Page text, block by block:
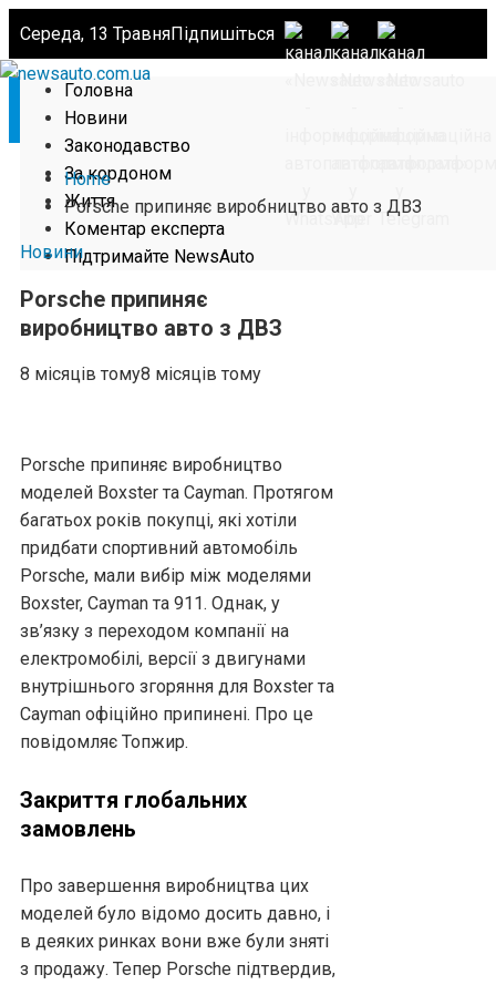
Середа, 13 ТравняПідпишіться
Головна
Новини
Законодавство
За кордоном
Життя
Коментар експерта
Підтримайте NewsAuto
Home
Porsche припиняє виробництво авто з ДВЗ
Новини
Porsche припиняє
виробництво авто з ДВЗ
8 місяців тому8 місяців тому
Porsche припиняє виробництво
моделей Boxster та Cayman. Протягом
багатьох років покупці, які хотіли
придбати спортивний автомобіль
Porsche, мали вибір між моделями
Boxster, Cayman та 911. Однак, у
зв’язку з переходом компанії на
електромобілі, версії з двигунами
внутрішнього згоряння для Boxster та
Cayman офіційно припинені. Про це
повідомляє Топжир.
Закриття глобальних
замовлень
Про завершення виробництва цих
моделей було відомо досить давно, і
в деяких ринках вони вже були зняті
з продажу. Тепер Porsche підтвердив,